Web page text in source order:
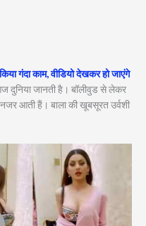
गंदा काम, वीडियो देखकर हो जाएंगे
दुनिया जानती है। बॉलीवुड से लेकर
आती हैं। बाला की खूबसूरत उर्वशी